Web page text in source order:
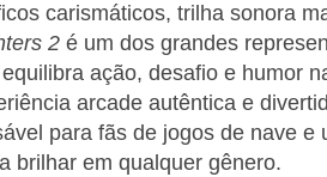
carismáticos, trilha sonora
2 é um dos grandes
ação, desafio e humor
arcade autêntica e
para fãs de jogos de nave e
brilhar em qualquer gênero.